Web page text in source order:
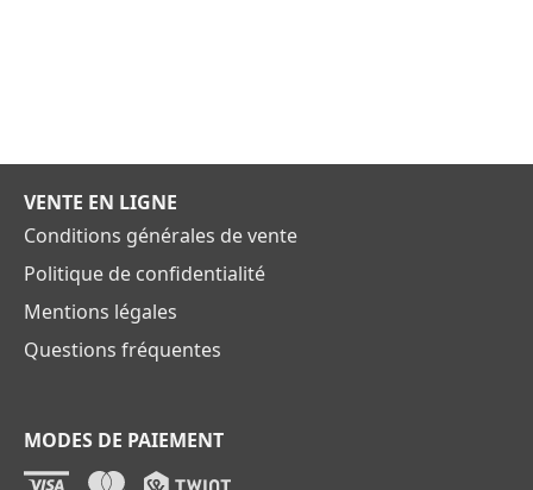
VENTE EN LIGNE
Conditions générales de vente
Politique de confidentialité
Mentions légales
Questions fréquentes
MODES DE PAIEMENT